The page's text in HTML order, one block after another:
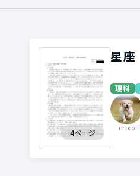
4ページ
星座
理科
choco